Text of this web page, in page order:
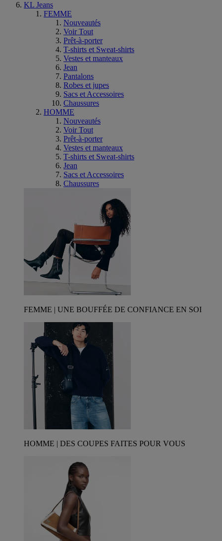
KL Jeans
FEMME
Nouveautés
Voir Tout
Prêt-à-porter
T-shirts et Sweat-shirts
Vestes et manteaux
Jean
Pantalons
Robes et jupes
Sacs et Accessoires
Chaussures
HOMME
Nouveautés
Voir Tout
Prêt-à-porter
Vestes et manteaux
T-shirts et Sweat-shirts
Jean
Sacs et Accessoires
Chaussures
FEMME | UNE BOUFFÉE DE CONFIANCE EN SOI
HOMME | DES COUPES FAITES POUR VOUS